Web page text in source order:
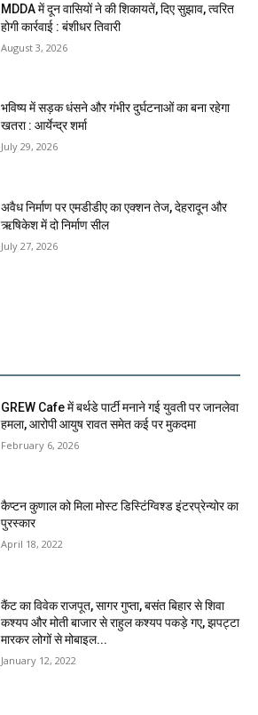
MDDA में दून वासियों ने की शिकायतें, दिए सुझाव, त्वरित
होगी कार्रवाई : बंशीधर तिवारी
August 3, 2026
भविष्य में सड़क धंसने और गंभीर दुर्घटनाओं का बना रहेगा
खतरा : आर्येन्द्र शर्मा
July 29, 2026
अवैध निर्माण पर एमडीडीए का एक्शन तेज, देहरादून और
ऋषिकेश में दो निर्माण सील
July 27, 2026
GREW Cafe में बर्थडे पार्टी मनाने गई युवती पर जानलेवा
हमला, आरोपी आयुष रावत समेत कई पर मुकदमा
February 6, 2026
कैप्टन कुणाल को मिला मोस्ट डिस्टिंग्विश्ड इंटरप्रेन्योर का
पुरस्कार
April 18, 2022
कैंट का विवेक राजपूत, सागर गुप्ता, बसंत बिहार से शिवा
कश्यप और मोती बाजार से राहुल कश्यप पकड़े गए, झपट्टा
मारकर लोगों से मोबाइल...
January 12, 2022